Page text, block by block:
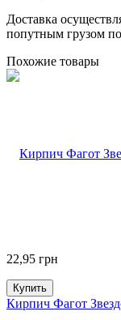
Доставка
попутным грузом
Похожие товары
22,95 грн
Купить
Кирпич Фагот